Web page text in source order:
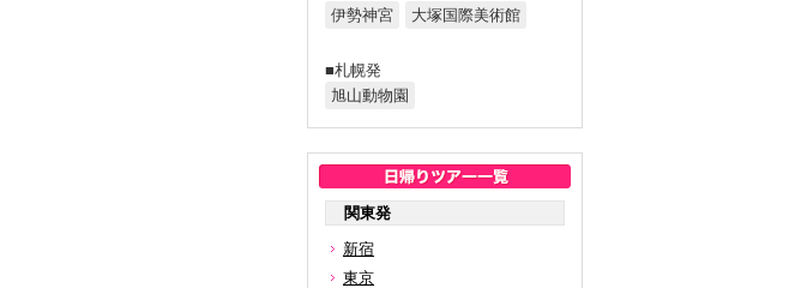
伊勢神宮
大塚国際美術館
■札幌発
旭山動物園
関東発
新宿
東京